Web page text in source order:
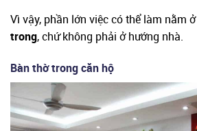
Vì vậy, phần lớn việc có thể làm nằm ở
trong, chứ không phải ở hướng nhà.
Bàn thờ trong căn hộ